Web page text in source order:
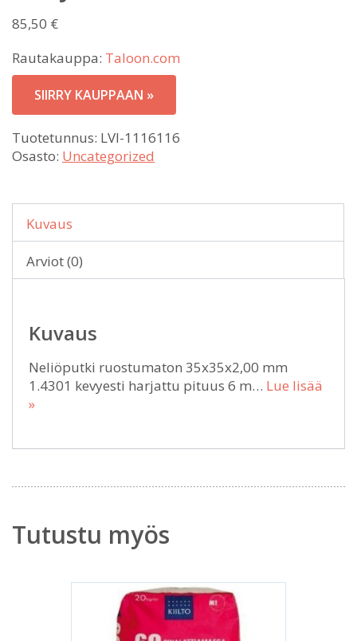
85,50 €
Rautakauppa: Taloon.com
SIIRRY KAUPPAAN »
Tuotetunnus: LVI-1116116
Osasto: Uncategorized
Kuvaus
Arviot (0)
Kuvaus
Neliöputki ruostumaton 35x35x2,00 mm
1.4301 kevyesti harjattu pituus 6 m… Lue lisää
»
Tutustu myös